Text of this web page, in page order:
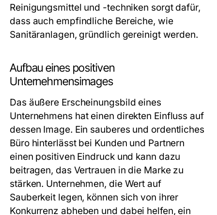
Reinigungsmittel und -techniken sorgt dafür,
dass auch empfindliche Bereiche, wie
Sanitäranlagen, gründlich gereinigt werden.
Aufbau eines positiven
Unternehmensimages
Das äußere Erscheinungsbild eines
Unternehmens hat einen direkten Einfluss auf
dessen Image. Ein sauberes und ordentliches
Büro hinterlässt bei Kunden und Partnern
einen positiven Eindruck und kann dazu
beitragen, das Vertrauen in die Marke zu
stärken. Unternehmen, die Wert auf
Sauberkeit legen, können sich von ihrer
Konkurrenz abheben und dabei helfen, ein